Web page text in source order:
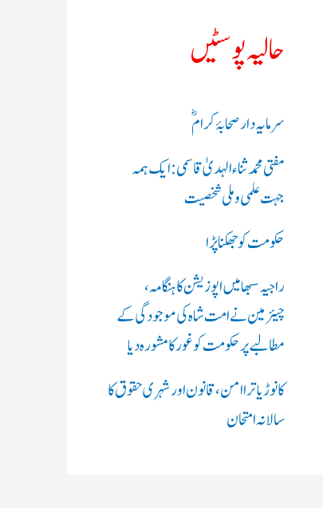
ر
ں
:
حالیہ پوسٹیں
سرمایہ دار صحابۂ کرامؓ
مفتی محمد ثناء الہدیٰ قاسمی: ایک ہمہ
جہت علمی و ملی شخصیت
حکومت کو جھکنا پڑا
راجیہ سبھا میں اپوزیشن کا ہنگامہ،
چیئرمین نے امت شاہ کی موجودگی کے
مطالبے پر حکومت کو غور کا مشورہ دیا
کانوڑ یاترا امن،قانون اور شہری حقوق کا
سالانہ امتحان